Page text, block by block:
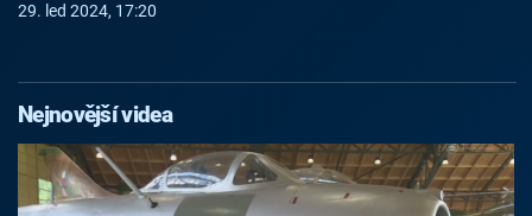
29. led 2024, 17:20
Nejnovější videa